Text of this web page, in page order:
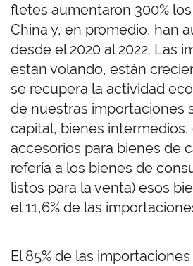
fletes aumentaron 300%
China y, en promedio, han
desde el 2020 al 2022. Las
están volando, están
se recupera la actividad
de nuestras importaciones
capital, bienes
accesorios para bienes de
refería a los bienes de
listos para la venta) esos
el 11,6% de las
El 85% de las